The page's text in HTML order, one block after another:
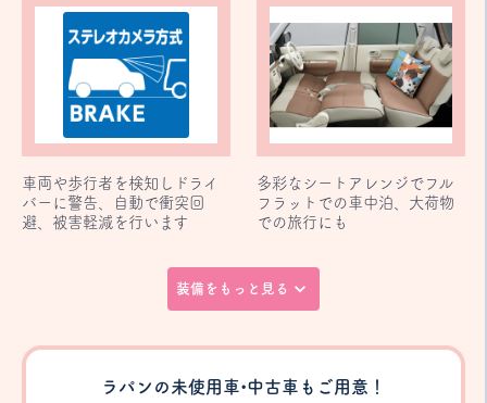
車両や歩行者を検知しドライ
バーに警告、自動で衝突回
避、被害軽減を行います
多彩なシートアレンジでフル
フラットでの車中泊、大荷物
での旅行にも
装備をもっと見る
ラパンの未使用車•中古車もご用意！